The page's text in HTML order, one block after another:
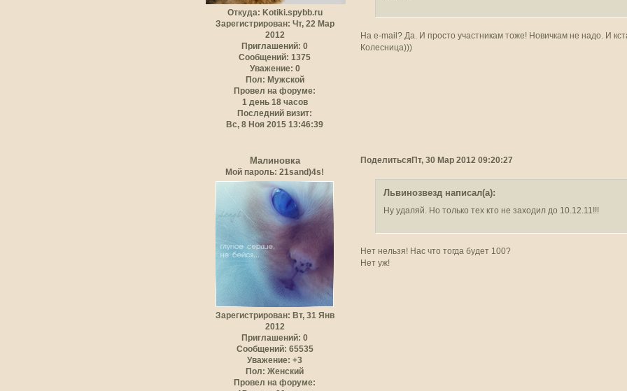
Откуда: Kotiki.spybb.ru
Зарегистрирован: Чт, 22 Мар
2012
Приглашений: 0
Сообщений: 1375
Уважение: 0
Пол: Мужской
Провел на форуме:
1 день 18 часов
Последний визит:
Вс, 8 Ноя 2015 13:46:39
На e-mail? Да. И просто участникам тоже! Новичкам не надо. И
Колесница)))
ПоделитьсяПт, 30 Мар 2012 09:20:27
Малиновка
Мой пароль: 21sand)4s!
Зарегистрирован: Вт, 31 Янв
2012
Приглашений: 0
Сообщений: 65535
Уважение: +3
Пол: Женский
Провел на форуме:
Львинозвезд написал(а):
Ну удаляй. Но только тех кто не заходил до 10.12.11!!!
Нет нельзя! Нас что тогда будет 100?
Нет уж!